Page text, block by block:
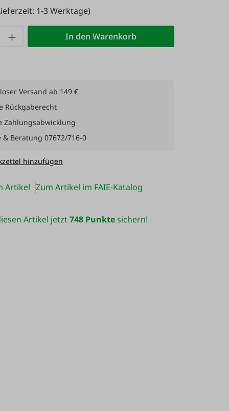
1-3 Werktage)
Gib den gewünschten Wert
In den Warenkorb
Versand ab 149 €
Rückgaberecht
Zahlungsabwicklung
& Beratung 07672/716-0
hinzufügen
Artikel Zum Artikel im FAIE-Katalog
Artikel jetzt748 Punktesichern!